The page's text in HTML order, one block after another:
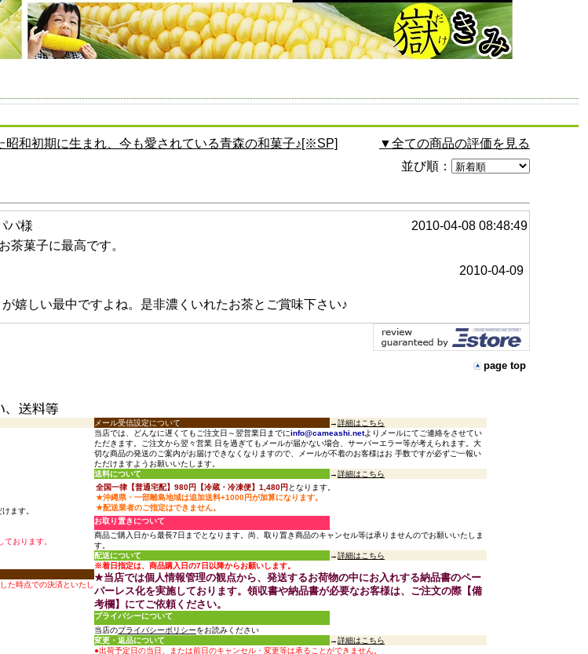
昭和初期に生まれ、今も愛されている青森の和菓子♪[※SP]
▼全ての商品の評価を見る
並び順：
パ様
2010-04-08 08:48:49
茶菓子に最高です。
2010-04-09
嬉しい最中ですよね。是非濃くいれたお茶とご賞味下さい♪
page top
ます。
おります。
た時点での決済といたし
メール受信設定について →詳細はこちら
当店では、どんなに遅くてもご注文日～翌営業日までにinfo@cameashi.netよりメールにてご連絡をさせてい
ただきます。ご注文から翌々営業 日を過ぎてもメールが届かない場合、サーバーエラー等が考えられます。大
切な商品の発送のご案内がお届けできなくなりますので、メールが不着のお客様はお 手数ですが必ずご一報い
ただけますようお願いいたします。
送料について
→詳細はこちら
全国一律【普通宅配】980円【冷蔵・冷凍便】1,480円 となります。
★沖縄県・一部離島地域は追加送料+1000円が加算になります。
★配送業者のご指定はできません。
お取り置きについて
商品ご購入日から最長7日までとなります。尚、取り置き商品のキャンセル等は承りませんのでお願いいたしま
す。
配送について
→詳細はこちら
※着日指定は、商品購入日の7日以降からお願いします。
★当店では個人情報管理の観点から、発送するお荷物の中にお入れする納品書のペー
パーレス化を実施しております。領収書や納品書が必要なお客様は、ご注文の際【備
考欄】にてご依頼ください。
プライバシーについて
当店のプライバシーポリシーをお読みください
変更・返品について
→詳細はこちら
●出荷予定日の当日、または前日のキャンセル・変更等は承ることができません。